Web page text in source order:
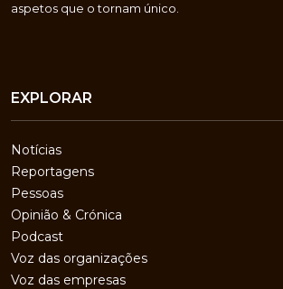
aspetos que o tornam único.
EXPLORAR
Notícias
Reportagens
Pessoas
Opinião & Crónica
Podcast
Voz das organizações
Voz das empresas